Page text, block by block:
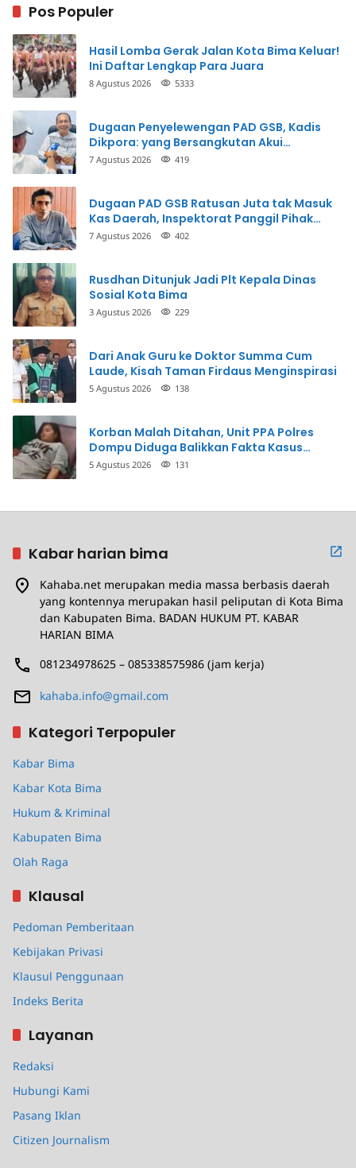
Pos Populer
Hasil Lomba Gerak Jalan Kota Bima Keluar!
Ini Daftar Lengkap Para Juara
8 Agustus 2026 5333
Dugaan Penyelewengan PAD GSB, Kadis
Dikpora: yang Bersangkutan Akui
Perbuatannya dan Siap Mengembalikan
7 Agustus 2026 419
Dugaan PAD GSB Ratusan Juta tak Masuk
Kas Daerah, Inspektorat Panggil Pihak
Terkait
7 Agustus 2026 402
Rusdhan Ditunjuk Jadi Plt Kepala Dinas
Sosial Kota Bima
3 Agustus 2026 229
Dari Anak Guru ke Doktor Summa Cum
Laude, Kisah Taman Firdaus Menginspirasi
5 Agustus 2026 138
Korban Malah Ditahan, Unit PPA Polres
Dompu Diduga Balikkan Fakta Kasus
Penganiayaan
5 Agustus 2026 131
Kabar harian bima
Kahaba.net merupakan media massa berbasis daerah
yang kontennya merupakan hasil peliputan di Kota Bima
dan Kabupaten Bima. BADAN HUKUM PT. KABAR
HARIAN BIMA
081234978625 – 085338575986 (jam kerja)
kahaba.info@gmail.com
Kategori Terpopuler
Kabar Bima
Kabar Kota Bima
Hukum & Kriminal
Kabupaten Bima
Olah Raga
Klausal
Pedoman Pemberitaan
Kebijakan Privasi
Klausul Penggunaan
Indeks Berita
Layanan
Redaksi
Hubungi Kami
Pasang Iklan
Citizen Journalism